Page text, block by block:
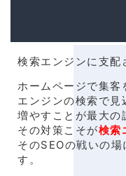
検索エンジンに支配
ホームページで集客
エンジンの検索で見
増やすことが最大の
その対策こそが検索
そのSEOの戦いの
す。